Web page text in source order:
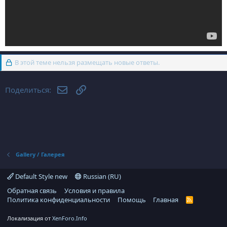
В этой теме нельзя размещать новые ответы.
Поделиться: Электронная почта
Gallery / Галерея
Default Style new
Russian (RU)
Обратная связь
Условия и правила
Политика конфиденциальности
Помощь Главная
R
Локализация от XenForo.Info